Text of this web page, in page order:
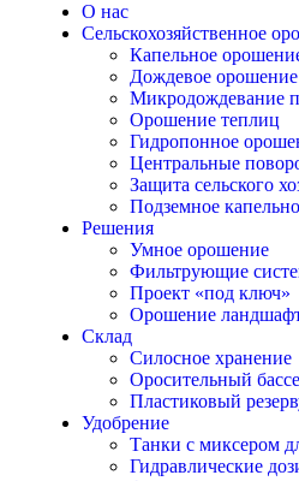
О нас
Сельскохозяйственное
Капельное
Дождевое орошение
Микродождевание
Орошение теплиц
Гидропонное
Центральные
Защита сельского
Подземное
Решения
Умное орошение
Фильтрующие
Проект «под ключ»
Орошение
Склад
Силосное хранение
Оросительный
Пластиковый
Удобрение
Танки с миксером
Гидравлические